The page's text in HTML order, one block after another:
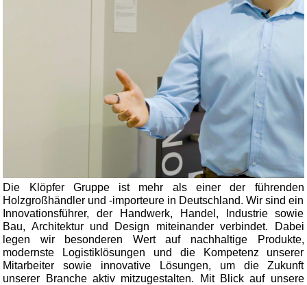
Die Klöpfer Gruppe ist mehr als einer der führenden
Holzgroßhändler und -importeure in Deutschland. Wir sind ein
Innovationsführer, der Handwerk, Handel, Industrie sowie
Bau, Architektur und Design miteinander verbindet. Dabei
legen wir besonderen Wert auf nachhaltige Produkte,
modernste Logistiklösungen und die Kompetenz unserer
Mitarbeiter sowie innovative Lösungen, um die Zukunft
unserer Branche aktiv mitzugestalten. Mit Blick auf unsere